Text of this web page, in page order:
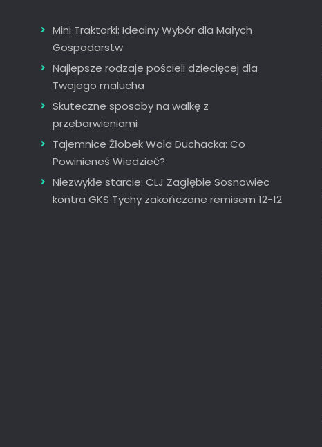
Mini Traktorki: Idealny Wybór dla Małych
Gospodarstw
Najlepsze rodzaje pościeli dziecięcej dla
Twojego malucha
Skuteczne sposoby na walkę z
przebarwieniami
Tajemnice Żłobek Wola Duchacka: Co
Powinieneś Wiedzieć?
Niezwykłe starcie: CLJ Zagłębie Sosnowiec
kontra GKS Tychy zakończone remisem 12-12